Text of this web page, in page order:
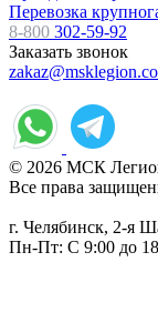
Перевозка
8-800 302-59-92
Заказать звонок
© 2026 МСК
Все права
г. Челябинск, 2-я
Пн-Пт: С 9:00 до